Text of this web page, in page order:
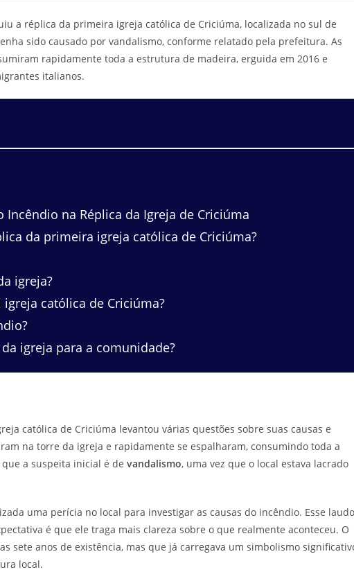
a réplica da primeira igreja católica de Criciúma, localizada no sul de
sido causado por vandalismo, conforme relatado pela prefeitura. As
rapidamente toda a estrutura de madeira, erguida em 2016 e
italianos.
Incêndio na Réplica da Igreja de Criciúma
da primeira igreja católica de Criciúma?
igreja?
católica de Criciúma?
igreja para a comunidade?
católica de Criciúma levantou várias questões sobre suas causas e
na torre da igreja e rapidamente se espalharam, consumindo toda a
a suspeita inicial é de vandalismo, uma vez que o local estava lacrado
uma perícia no local para investigar as causas do incêndio. Esse laudo
é que ele traga mais clareza sobre o que realmente aconteceu. O
sete anos de existência, mas que já carregava um simbolismo
local.